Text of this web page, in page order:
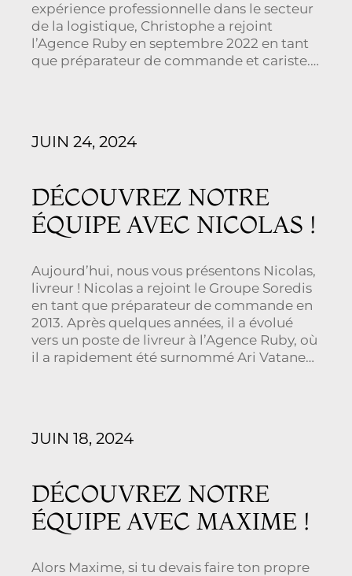
expérience professionnelle dans le secteur
de la logistique, Christophe a rejoint
l’Agence Ruby en septembre 2022 en tant
que préparateur de commande et cariste.
JUIN 24, 2024
DÉCOUVREZ NOTRE
ÉQUIPE AVEC NICOLAS !
Aujourd’hui, nous vous présentons Nicolas,
livreur ! Nicolas a rejoint le Groupe Soredis
en tant que préparateur de commande en
2013. Après quelques années, il a évolué
vers un poste de livreur à l’Agence Ruby, où
il a rapidement été surnommé Ari Vatanen
JUIN 18, 2024
DÉCOUVREZ NOTRE
ÉQUIPE AVEC MAXIME !
Alors Maxime, si tu devais faire ton propre